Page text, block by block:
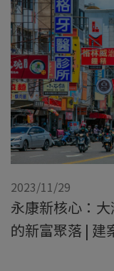
2023/11/29
永康新核心：
的新富聚落 | 建